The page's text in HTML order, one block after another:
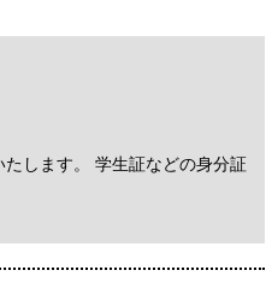
します。 学生証などの身分証